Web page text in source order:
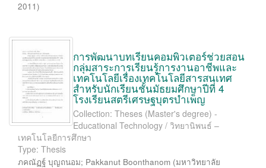
2011)
การพัฒนาบทเรียนคอมพิวเตอร์ช่วยสอน
กลุ่มสาระการเรียนรู้การงานอาชีพและ
เทคโนโลยีเรื่องเทคโนโลยีสารสนเทศ
สำหรับนักเรียนชั้นมัธยมศึกษาปีที่ 4
โรงเรียนสตรีเศรษฐบุตรบำเพ็ญ
Collection: Theses (Master's degree) -
Educational Technology / วิทยานิพนธ์ –
เทคโนโลยีการศึกษา
Type: Thesis
ภคณัฏฐ์ บุญถนอม; Pakkanut Boonthanom (มหาวิทยาลัย